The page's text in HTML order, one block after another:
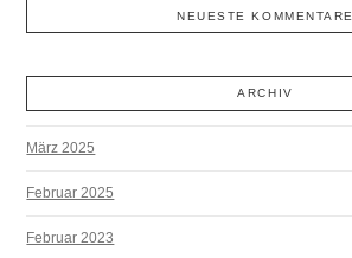
NEUESTE KOMMENTARE
ARCHIV
März 2025
Februar 2025
Februar 2023